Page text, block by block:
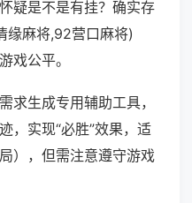
疑是不是有挂？确实存
缘麻将,92营口麻将)
戏公平。
求生成专用辅助工具，
，实现“必胜”效果，适
），但需注意遵守游戏